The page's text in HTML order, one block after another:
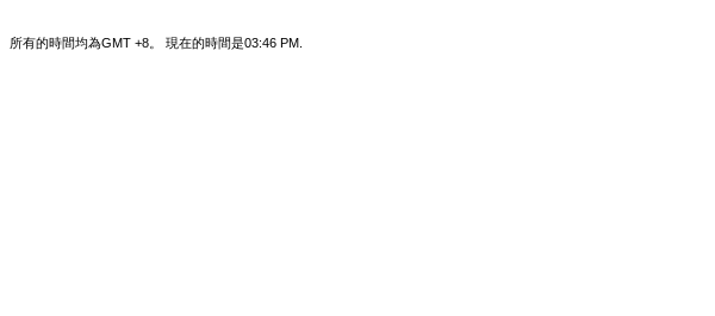
所有的時間均為GMT +8。 現在的時間是03:46 PM